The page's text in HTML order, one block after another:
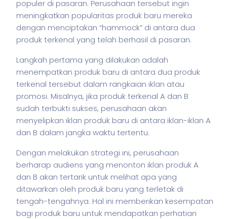
populer di pasaran. Perusahaan tersebut ingin
meningkatkan popularitas produk baru mereka
dengan menciptakan “hammock” di antara dua
produk terkenal yang telah berhasil di pasaran.
Langkah pertama yang dilakukan adalah
menempatkan produk baru di antara dua produk
terkenal tersebut dalam rangkaian iklan atau
promosi. Misalnya, jika produk terkenal A dan B
sudah terbukti sukses, perusahaan akan
menyelipkan iklan produk baru di antara iklan-iklan A
dan B dalam jangka waktu tertentu.
Dengan melakukan strategi ini, perusahaan
berharap audiens yang menonton iklan produk A
dan B akan tertarik untuk melihat apa yang
ditawarkan oleh produk baru yang terletak di
tengah-tengahnya. Hal ini memberikan kesempatan
bagi produk baru untuk mendapatkan perhatian